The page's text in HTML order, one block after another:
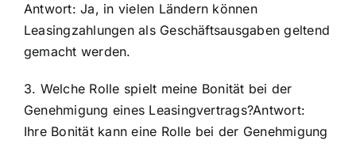
Antwort: Ja, in vielen Ländern können
Leasingzahlungen als Geschäftsausgaben geltend
gemacht werden.
3. Welche Rolle spielt meine Bonität bei der
Genehmigung eines Leasingvertrags?Antwort:
Ihre Bonität kann eine Rolle bei der Genehmigung